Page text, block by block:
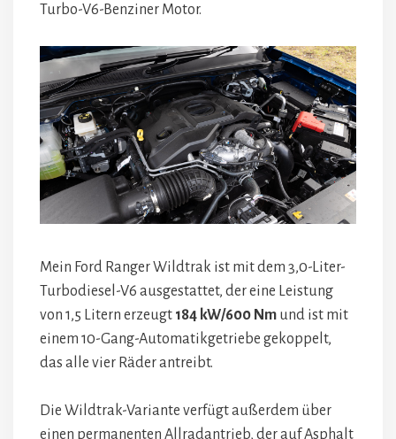
Turbo-V6-Benziner Motor.
Mein Ford Ranger Wildtrak ist mit dem 3,0-Liter-
Turbodiesel-V6 ausgestattet, der eine Leistung
von 1,5 Litern erzeugt 184 kW/600 Nm und ist mit
einem 10-Gang-Automatikgetriebe gekoppelt,
das alle vier Räder antreibt.
Die Wildtrak-Variante verfügt außerdem über
einen permanenten Allradantrieb, der auf Asphalt